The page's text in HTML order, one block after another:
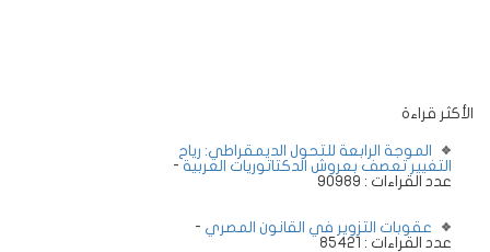
الأكثر قراءة
الموجة الرابعة للتحول الديمقراطي: رياح
التغيير تعصف بعروش الدكتاتوريات العربية -
عدد القراءات : 90989
عقوبات التزوير في القانون المصري -
عدد القراءات : 85421